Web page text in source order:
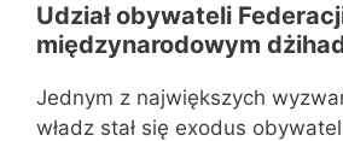
Udział obywateli
międzynarodowym
Jednym z największych
władz stał się exodus